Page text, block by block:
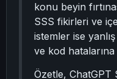
konu beyin
SSS fikirleri ve
istemler ise
ve kod
Özetle, ChatGPT